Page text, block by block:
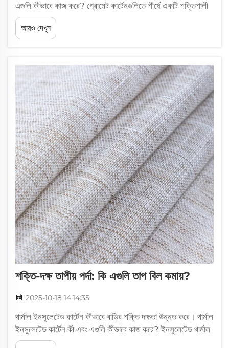
এগুলি কীভাবে কাজ করে? গ্রোমেট কার্টেনগুলিতে শীর্ষে একটি শক্তিশালী
কাপড়ের সাথে ধাতব বা প্লাস্টিকের ছোট ছোট বলয় নিয়মিত ব্যবধানে
লাগানো থাকে। ঝুলানোর সময়, এই বলয়গুলি সরাসরি রডের উপর প্রবেশ
করে...
আরও দেখুন
শক্তি-দক্ষ তাপীয় পর্দা: কি এগুলি তাপ বিল কমায়?
2025-10-18 14:14:35
থার্মাল ইনসুলেটেড কার্টেন কীভাবে বাড়ির শক্তি দক্ষতা উন্নত করে। থার্মাল
ইনসুলেটেড কার্টেন কী এবং এগুলি কীভাবে কাজ করে? ইনসুলেটেড থার্মাল
কার্টেন জানালা দিয়ে তাপ হারানো কমাতে একাধিক স্তর ব্যবহার করে, যা